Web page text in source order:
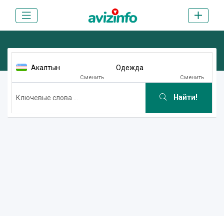
Акалтын
Сменить
Одежда
Сменить
Найти!